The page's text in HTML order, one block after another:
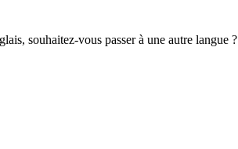
souhaitez-vous passer à une autre langue ?